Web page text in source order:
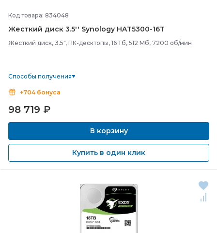
Код товара: 834048
Жесткий диск 3.5'' Synology HAT5300-16T
Жесткий диск, 3.5", ПК-десктопы, 16 Тб, 512 Мб, 7200 об/мин
Способы получения
+704 бонуса
98 719 ₽
В корзину
Купить в один клик